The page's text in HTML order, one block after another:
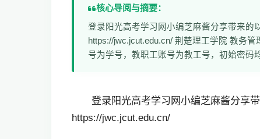
核心导阅与摘要：
登录阳光高考学习网小编芝麻酱分享带来的
https://jwc.jcut.edu.cn/ 荆楚理工学院 教务
号为学号，教职工账号为教工号，初始密码
登录阳光高考学习网小编芝麻酱分享
https://jwc.jcut.edu.cn/